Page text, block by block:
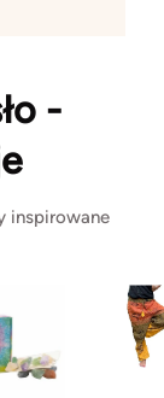
-
inspirowane